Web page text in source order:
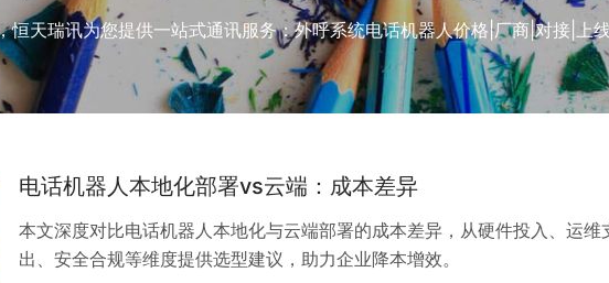
恒天瑞讯为您提供一站式通讯服务：外呼系统电话机器人价格|厂商|对接|
电话机器人本地化部署vs云端：成本差异
本文深度对比电话机器人本地化与云端部署的成本差异，从硬件投入、运维
出、安全合规等维度提供选型建议，助力企业降本增效。